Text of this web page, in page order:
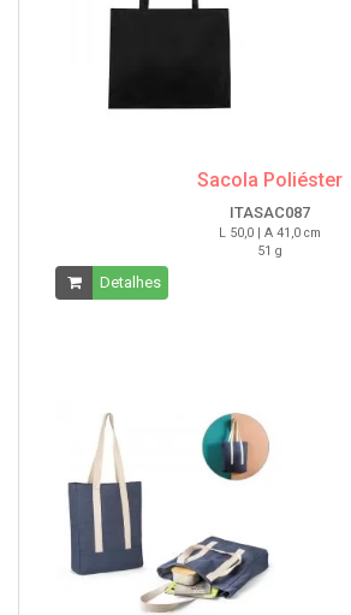
Sacola Poliéster
ITASAC087
L 50,0 | A 41,0 cm
51 g
Detalhes